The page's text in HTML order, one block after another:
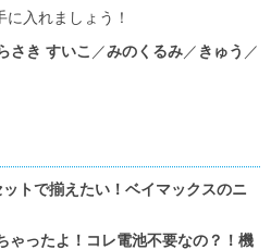
入れましょう！
さき すいこ ／みのくるみ／ きゅう ／
トで揃えたい！ベイマックスのニ
ゃったよ！コレ電池不要なの？！機